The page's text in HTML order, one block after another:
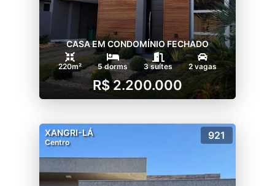
CASA EM CONDOMÍNIO FECHADO
220m² 5 dorms 3 suítes 2 vagas
R$ 2.200.000
XANGRI-LÁ
Centro
921